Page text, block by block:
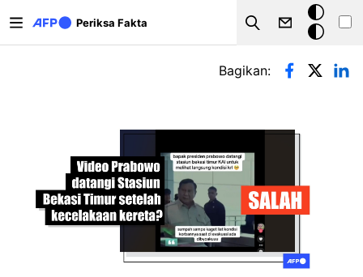
Periksa Fakta
Search
Mode
gelap
Tab primer
Bagikan: